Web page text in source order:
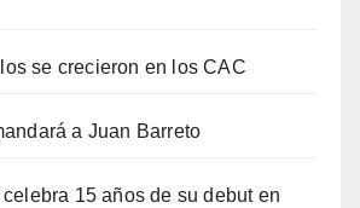
se crecieron en los CAC
a Juan Barreto
15 años de su debut en